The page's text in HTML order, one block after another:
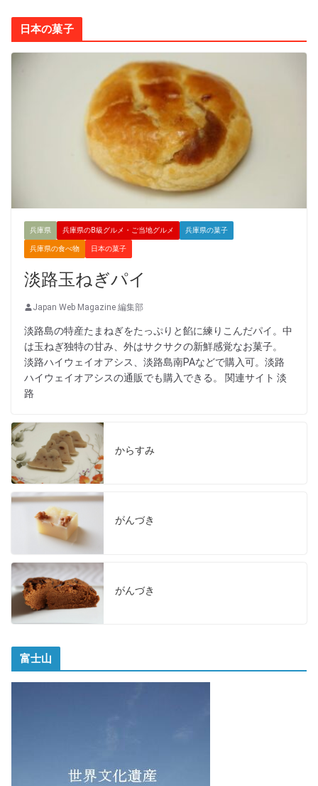
日本の菓子
兵庫県 兵庫県のB級グルメ・ご当地グルメ 兵庫県の菓子
兵庫県の食べ物 日本の菓子
淡路玉ねぎパイ
Japan Web Magazine 編集部
淡路島の特産たまねぎをたっぷりと餡に練りこんだパイ。中
は玉ねぎ独特の甘み、外はサクサクの新鮮感覚なお菓子。
淡路ハイウェイオアシス、淡路島南PAなどで購入可。淡路
ハイウェイオアシスの通販でも購入できる。 関連サイト 淡
路
からすみ
がんづき
がんづき
富士山